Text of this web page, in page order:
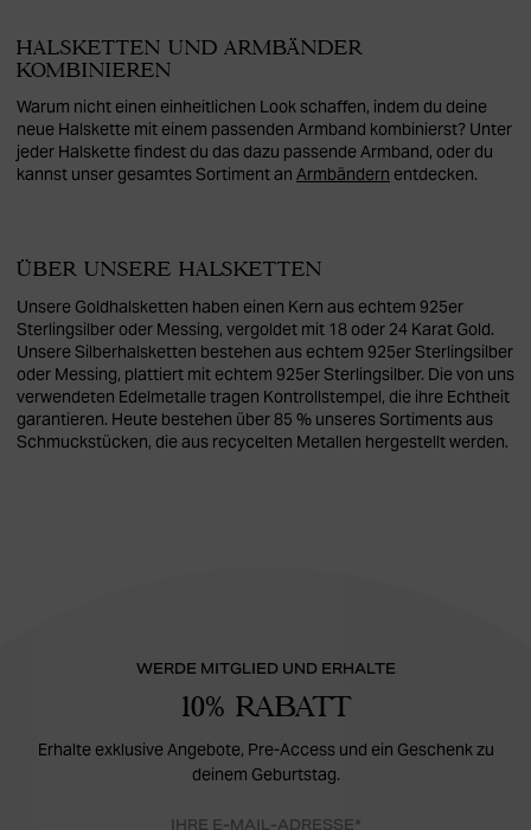
HALSKETTEN UND ARMBÄNDER
KOMBINIEREN
Warum nicht einen einheitlichen Look schaffen, indem du deine
neue Halskette mit einem passenden Armband kombinierst? Unter
jeder Halskette findest du das dazu passende Armband, oder du
kannst unser gesamtes Sortiment an Armbändern entdecken.
ÜBER UNSERE HALSKETTEN
Unsere Goldhalsketten haben einen Kern aus echtem 925er
Sterlingsilber oder Messing, vergoldet mit 18 oder 24 Karat Gold.
Unsere Silberhalsketten bestehen aus echtem 925er Sterlingsilber
oder Messing, plattiert mit echtem 925er Sterlingsilber. Die von uns
verwendeten Edelmetalle tragen Kontrollstempel, die ihre Echtheit
garantieren. Heute bestehen über 85 % unseres Sortiments aus
Schmuckstücken, die aus recycelten Metallen hergestellt werden.
WERDE MITGLIED UND ERHALTE
10% RABATT
Erhalte exklusive Angebote, Pre-Access und ein Geschenk zu
deinem Geburtstag.